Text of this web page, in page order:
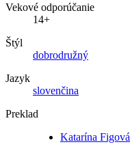
Vekové odporúčanie
14+
Štýl
dobrodružný
Jazyk
slovenčina
Preklad
Katarína Figová